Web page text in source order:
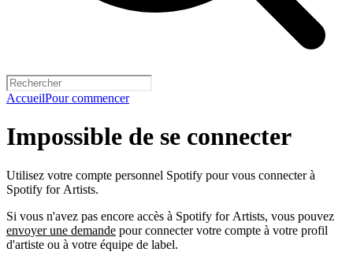
AccueilPour commencer
Impossible de se connecter
Utilisez votre compte personnel Spotify pour vous connecter à
Spotify for Artists.
Si vous n'avez pas encore accès à Spotify for Artists, vous pouvez
envoyer une demande pour connecter votre compte à votre profil
d'artiste ou à votre équipe de label.